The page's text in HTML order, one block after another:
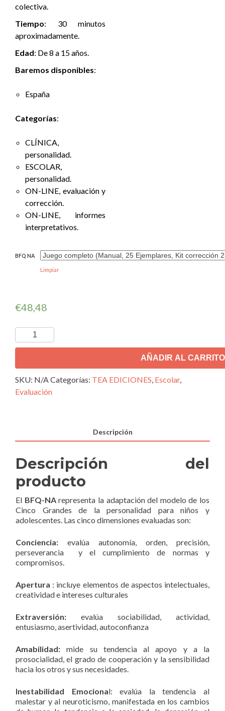
colectiva.
Tiempo: 30 minutos
aproximadamente.
Edad: De 8 a 15 años.
Baremos disponibles:
España
Categorías:
CLÍNICA,
personalidad.
ESCOLAR,
personalidad.
ON-LINE, evaluación y
corrección.
ON-LINE, informes
interpretativos.
BFQ NA
Limpiar
€48,48
AÑADIR AL CARRITO
SKU: N/ACategorías: TEA EDICIONES, Escolar,
Evaluación
Descripción
Descripción del
producto
El BFQ-NArepresenta la adaptación del modelo de los
Cinco Grandes de la personalidad para niños y
adolescentes. Las cinco dimensiones evaluadas son:
Conciencia: evalúa autonomía, orden, precisión,
perseverancia y el cumplimiento de normas y
compromisos.
Apertura : incluye elementos de aspectos intelectuales,
creatividad e intereses culturales
Extraversión: evalúa sociabilidad, actividad,
entusiasmo, asertividad, autoconfianza
Amabilidad:mide su tendencia al apoyo y a la
prosocialidad, el grado de cooperación y la sensibilidad
hacia los otros y sus necesidades.
Inestabilidad Emocional: evalúa la tendencia al
malestar y al neuroticismo, manifestada en los cambios